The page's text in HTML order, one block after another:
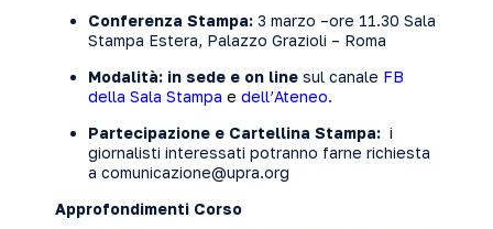
Conferenza Stampa: 3 marzo –ore 11.30 Sala
Stampa Estera, Palazzo Grazioli – Roma
Modalità: in sede e on line sul canale FB
della Sala Stampa e dell’Ateneo.
Partecipazione e Cartellina Stampa: i
giornalisti interessati potranno farne richiesta
a comunicazione@upra.org
Approfondimenti Corso